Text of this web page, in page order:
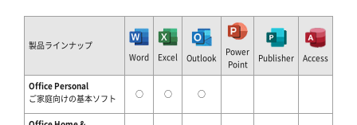
製品ラインナップ
Word
Excel Outlook
Power
Point
Publisher Access
Office Personal
ご家庭向けの基本ソフト
○ ○ ○